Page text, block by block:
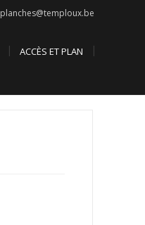
planches@temploux.be
ACCÈS ET PLAN